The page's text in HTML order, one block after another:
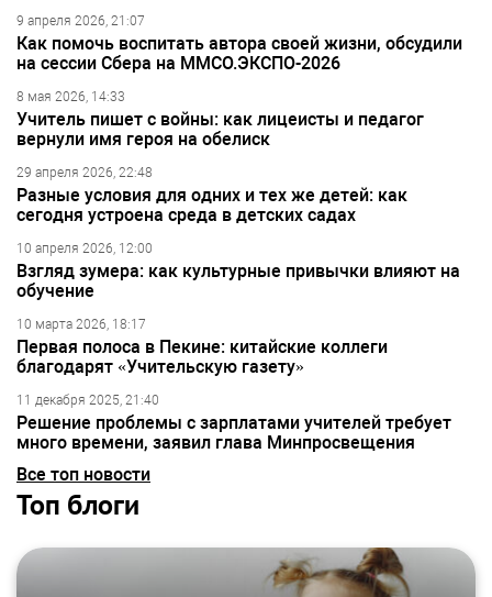
9 апреля 2026, 21:07
Как помочь воспитать автора своей жизни, обсудили
на сессии Сбера на ММСО.ЭКСПО-2026
8 мая 2026, 14:33
Учитель пишет с войны: как лицеисты и педагог
вернули имя героя на обелиск
29 апреля 2026, 22:48
Разные условия для одних и тех же детей: как
сегодня устроена среда в детских садах
10 апреля 2026, 12:00
Взгляд зумера: как культурные привычки влияют на
обучение
10 марта 2026, 18:17
Первая полоса в Пекине: китайские коллеги
благодарят «Учительскую газету»
11 декабря 2025, 21:40
Решение проблемы с зарплатами учителей требует
много времени, заявил глава Минпросвещения
Все топ новости
Топ блоги